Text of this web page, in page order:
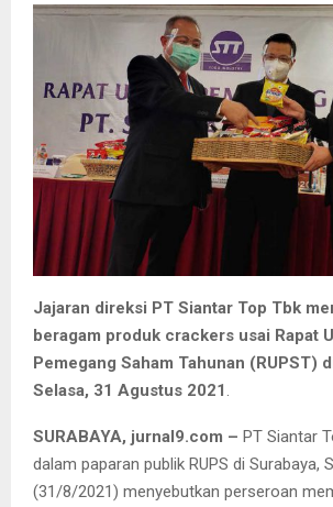
Jajaran direksi PT Siantar Top Tbk
beragam produk crackers usai Rapat
Pemegang Saham Tahunan (RUPST)
Selasa, 31 Agustus 2021 .
SURABAYA, jurnal9.com – PT Siantar
dalam paparan publik RUPS di Surabaya,
(31/8/2021) menyebutkan perseroan